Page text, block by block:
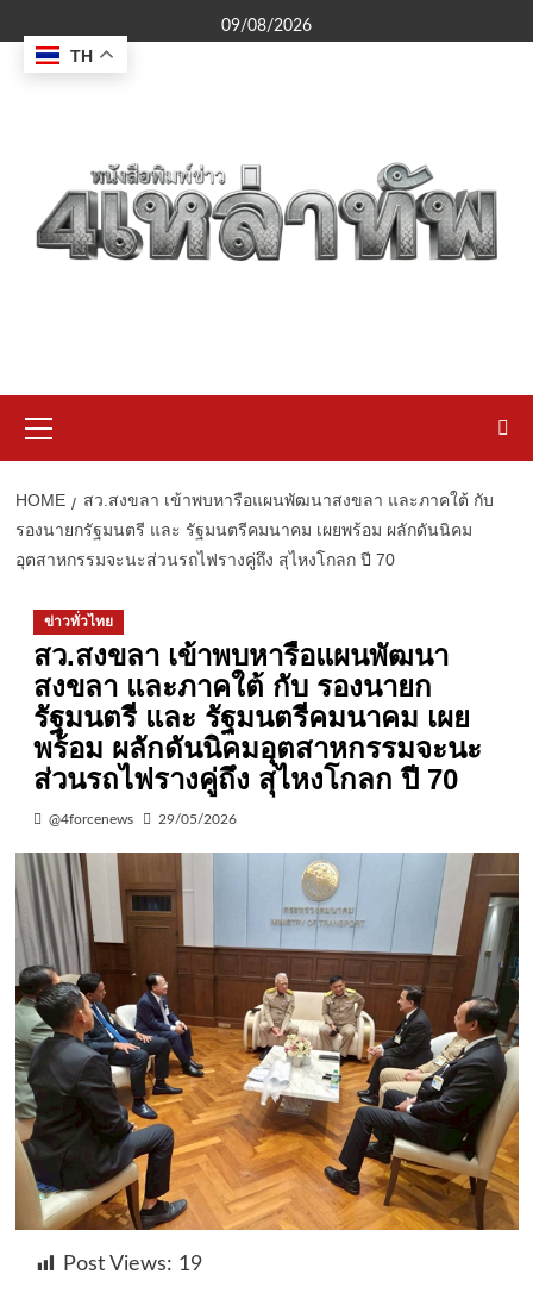
to
content
09/08/2026
Menu
HOME
สว.สงขลา เข้าพบหารือแผนพัฒนาสงขลา และภาคใต้ กับ
รองนายกรัฐมนตรี และ รัฐมนตรีคมนาคม เผยพร้อม ผลักดันนิคม
อุตสาหกรรมจะนะส่วนรถไฟรางคู่ถึง สุไหงโกลก ปี 70
ข่าวทั่วไทย
สว.สงขลา เข้าพบหารือแผนพัฒนา
สงขลา และภาคใต้ กับ รองนายก
รัฐมนตรี และ รัฐมนตรีคมนาคม เผย
พร้อม ผลักดันนิคมอุตสาหกรรมจะนะ
ส่วนรถไฟรางคู่ถึง สุไหงโกลก ปี 70
@4forcenews 29/05/2026
Post Views: 19
TH